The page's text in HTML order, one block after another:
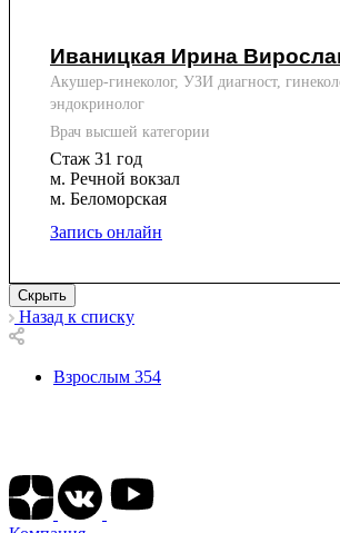
Иваницкая Ирина
Акушер-гинеколог, УЗИ диагност,
эндокринолог
Врач высшей категории
Стаж 31 год
м. Речной вокзал
м. Беломорская
Запись онлайн
Скрыть
Назад к списку
Взрослым 354